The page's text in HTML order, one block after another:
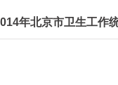
年北京市卫生工作